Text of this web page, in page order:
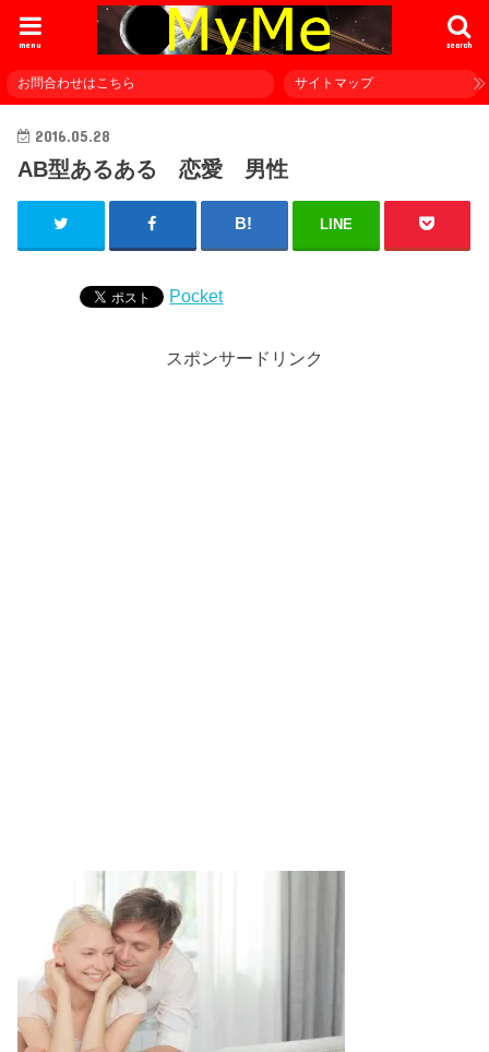
search
menu
お問合わせはこちら サイトマップ
2016.05.28
AB型あるある 恋愛 男性
LINE
Pocket
スポンサードリンク